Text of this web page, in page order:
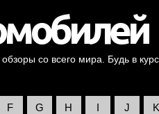
со всего мира. Будь в
F G H I J K